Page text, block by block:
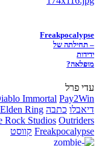
Freakpocalypse
– תחילתה של
ידידות
מופלאה?
עדי פרל
Immortal Pay2Win
דיאבלו כתבה Elden Ring
Rock Studios Outriders
Freakpocalypse קווסט